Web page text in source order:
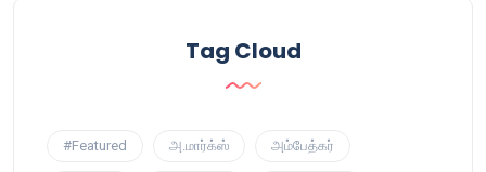
Tag Cloud
#Featured அ.மார்க்ஸ் அம்பேத்கர்